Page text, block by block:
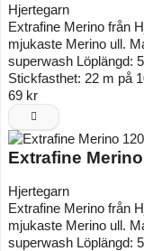
Hjertegarn
Extrafine Merino från
mjukaste Merino ull.
superwash Löplängd:
Stickfasthet: 22 m på
69 kr
Extrafine
Hjertegarn
Extrafine Merino från
mjukaste Merino ull.
superwash Löplängd: